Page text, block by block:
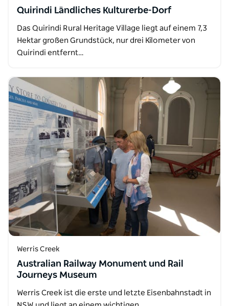
Quirindi Ländliches Kulturerbe-Dorf
Das Quirindi Rural Heritage Village liegt auf einem 7,3
Hektar großen Grundstück, nur drei Kilometer von
Quirindi entfernt…
Werris Creek
Australian Railway Monument und Rail
Journeys Museum
Werris Creek ist die erste und letzte Eisenbahnstadt in